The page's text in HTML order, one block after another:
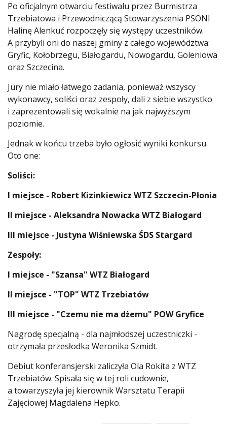
Po oficjalnym otwarciu festiwalu przez Burmistrza
Trzebiatowa i Przewodniczącą Stowarzyszenia PSONI
Halinę Alenkuć rozpoczęły się występy uczestników.
A przybyli oni do naszej gminy z całego województwa:
Gryfic, Kołobrzegu, Białogardu, Nowogardu, Goleniowa
oraz Szczecina.
Jury nie miało łatwego zadania, ponieważ wszyscy
wykonawcy, soliści oraz zespoły, dali z siebie wszystko
i zaprezentowali się wokalnie na jak najwyższym
poziomie.
Jednak w końcu trzeba było ogłosić wyniki konkursu.
Oto one:
Soliści:
I miejsce - Robert Kizinkiewicz WTZ Szczecin-Płonia
II miejsce - Aleksandra Nowacka WTZ Białogard
III miejsce - Justyna Wiśniewska ŚDS Stargard
Zespoły:
I miejsce - "Szansa" WTZ Białogard
II miejsce - "TOP" WTZ Trzebiatów
III miejsce - "Czemu nie ma dżemu" POW Gryfice
Nagrodę specjalną - dla najmłodszej uczestniczki -
otrzymała przesłodka Weronika Szmidt.
Debiut konferansjerski zaliczyła Ola Rokita z WTZ
Trzebiatów. Spisała się w tej roli cudownie,
a towarzyszyła jej kierownik Warsztatu Terapii
Zajęciowej Magdalena Hepko.